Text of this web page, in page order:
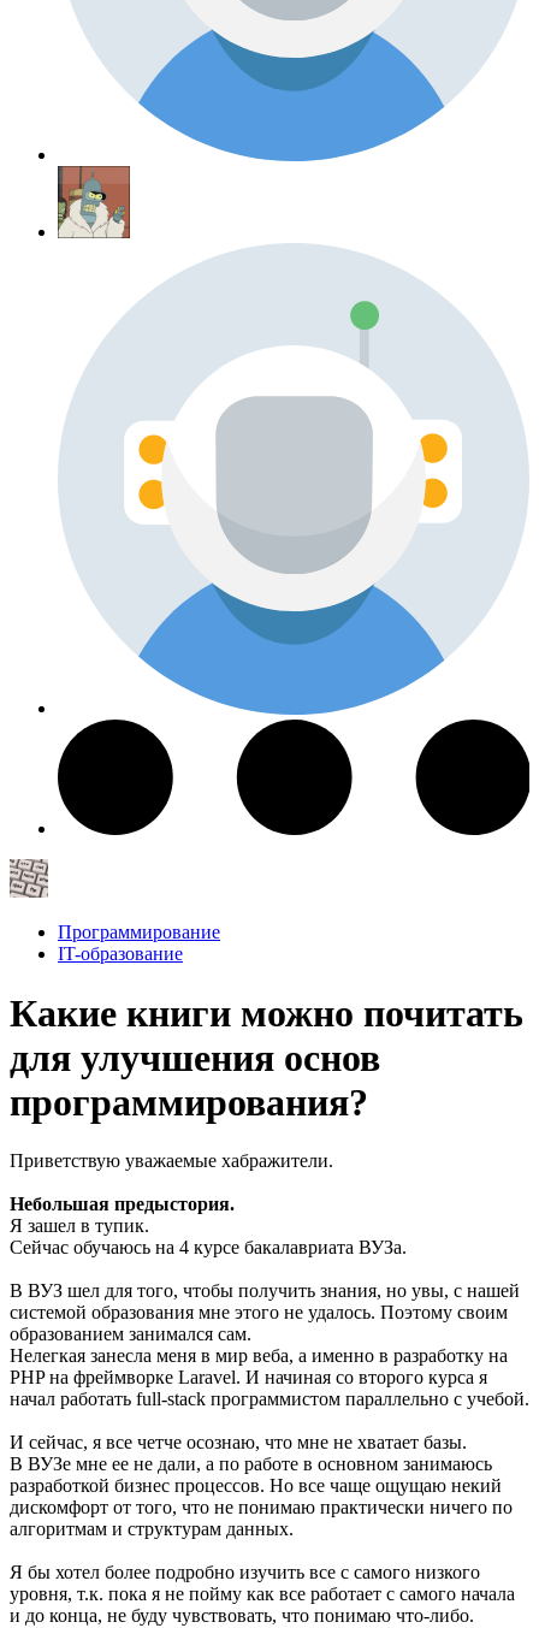
Программирование
IT-образование
Какие книги можно почитать
для улучшения основ
программирования?
Приветствую уважаемые хабражители.
Небольшая предыстория.
Я зашел в тупик.
Сейчас обучаюсь на 4 курсе бакалавриата ВУЗа.
В ВУЗ шел для того, чтобы получить знания, но увы, с нашей
системой образования мне этого не удалось. Поэтому своим
образованием занимался сам.
Нелегкая занесла меня в мир веба, а именно в разработку на
PHP на фреймворке Laravel. И начиная со второго курса я
начал работать full-stack программистом параллельно с учебой.
И сейчас, я все четче осознаю, что мне не хватает базы.
В ВУЗе мне ее не дали, а по работе в основном занимаюсь
разработкой бизнес процессов. Но все чаще ощущаю некий
дискомфорт от того, что не понимаю практически ничего по
алгоритмам и структурам данных.
Я бы хотел более подробно изучить все с самого низкого
уровня, т.к. пока я не пойму как все работает с самого начала
и до конца, не буду чувствовать, что понимаю что-либо.